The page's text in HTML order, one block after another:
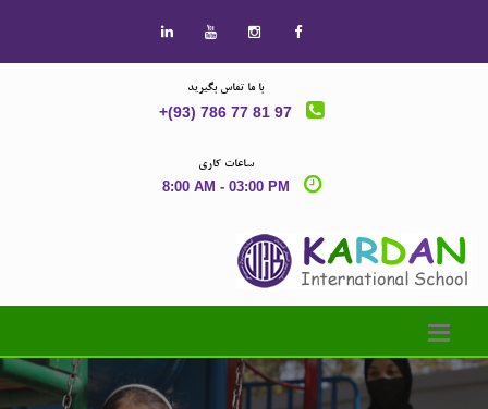
با ما تماس بگیرید
+(93) 786 77 81 97
ساعات کاری
8:00 AM - 03:00 PM